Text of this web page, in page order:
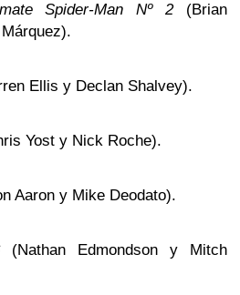
Spider-Man Nº 2(Brian
Ellis y Declan Shalvey).
Yost y Nick Roche).
Aaron y Mike Deodato).
(Nathan Edmondson y Mitch